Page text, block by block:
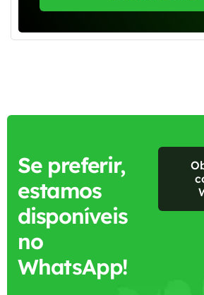
Se preferir,
estamos
disponíveis
no
WhatsApp!